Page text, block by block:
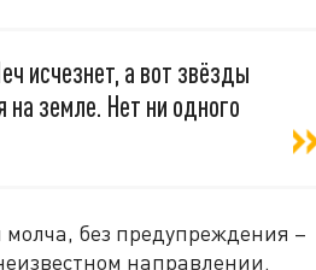
исчезнет, а вот звёзды
на земле. Нет ни одного
без предупреждения –
направлении.